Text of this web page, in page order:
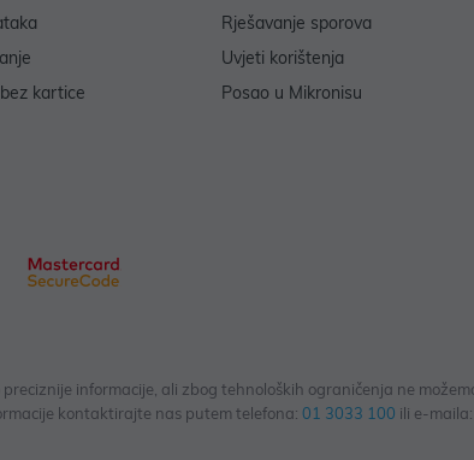
kartice
Rješavanje sporova
Uvjeti korištenja
Posao u Mikronisu
informacije, ali zbog tehnoloških ograničenja ne
kontaktirajte nas putem telefona: 01 3033 100 ili e-maila: